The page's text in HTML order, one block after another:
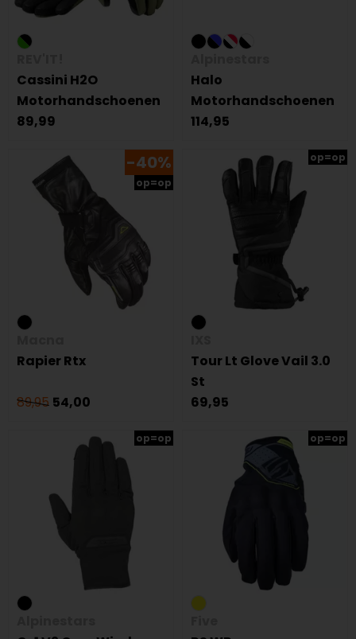
Cassini H2O
Motorhandschoenen
89,99
Halo
Motorhandschoenen
114,95
-40%
op=op
Rapier Rtx
89,95 54,00
op=op
Tour Lt Glove Vail 3.0
St
69,95
op=op op=op